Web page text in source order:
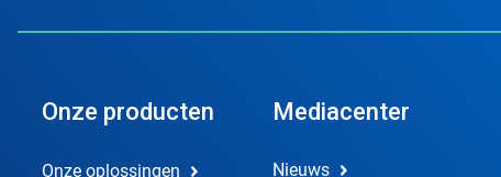
Onze producten
Onze oplossingen
Mediacenter
Nieuws